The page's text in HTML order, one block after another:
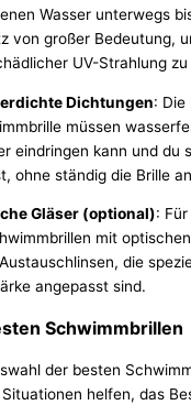
Wasser unterwegs
von großer Bedeutung,
UV-Strahlung
Dichtungen: Die
müssen
eindringen kann und du
ohne ständig die Brille
Gläser (optional):
mit
die
angepasst sind.
Schwimmbrillen
der besten
helfen, das